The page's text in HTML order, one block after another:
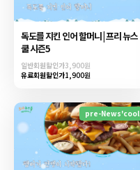
독도를 지킨 인어 할머니 | 프리 뉴스
쿨 시즌5
일반회원할인가3,900원
유료회원할인가1,900원
pre-News'cool